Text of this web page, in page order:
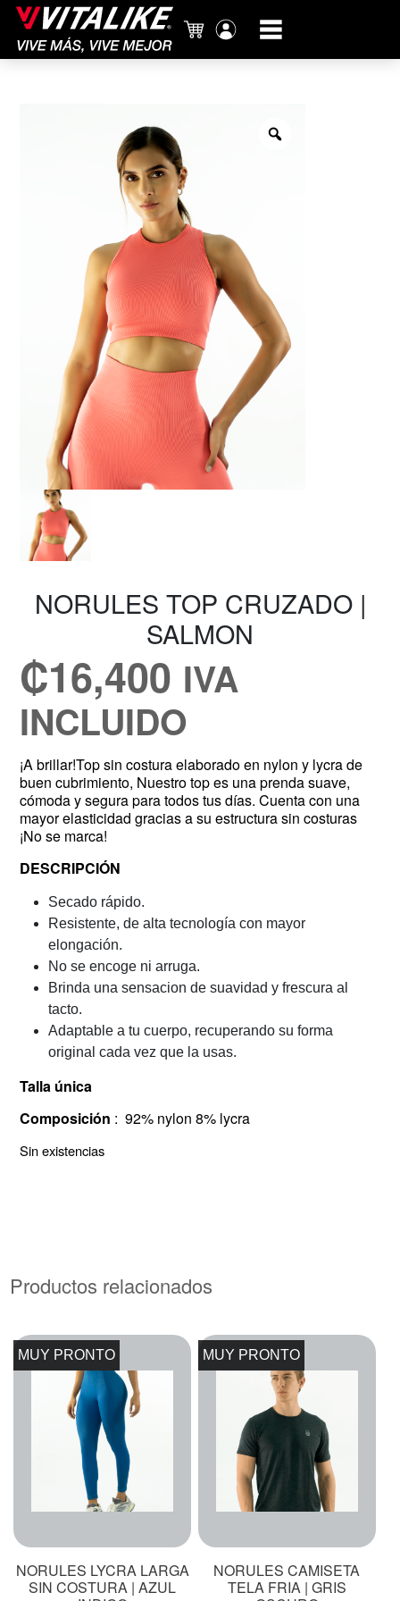
Carrito
cuenta
NORULES TOP CRUZADO |
SALMON
₡16,400 IVA
INCLUIDO
¡A brillar!Top sin costura elaborado en nylon y lycra de
buen cubrimiento, Nuestro top es una prenda suave,
cómoda y segura para todos tus días. Cuenta con una
mayor elasticidad gracias a su estructura sin costuras
¡No se marca!
DESCRIPCIÓN
Secado rápido.
Resistente, de alta tecnología con mayor
elongación.
No se encoge ni arruga.
Brinda una sensacion de suavidad y frescura al
tacto.
Adaptable a tu cuerpo, recuperando su forma
original cada vez que la usas.
Talla única
Composición : 92% nylon 8% lycra
Sin existencias
Productos relacionados
MUY PRONTO
NORULES LYCRA LARGA
SIN COSTURA | AZUL
MUY PRONTO
NORULES CAMISETA
TELA FRIA | GRIS